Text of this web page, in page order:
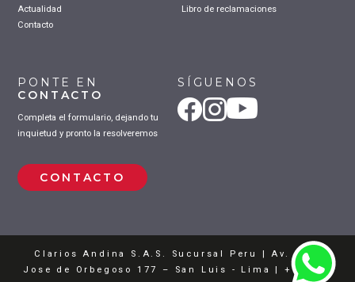
Actualidad
Contacto
Libro de reclamaciones
PONTE EN
CONTACTO
Completa el formulario, dejando tu
inquietud y pronto la resolveremos
CONTACTO
SÍGUENOS
Clarios Andina S.A.S. Sucursal Peru | Av. Luis
Jose de Orbegoso 177 – San Luis - Lima | +51 962